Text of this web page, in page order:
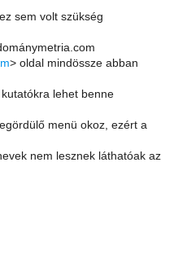
sem volt szükség
> oldal mindössze abban
lehet benne
menü okoz, ezért a
nem lesznek láthatóak az